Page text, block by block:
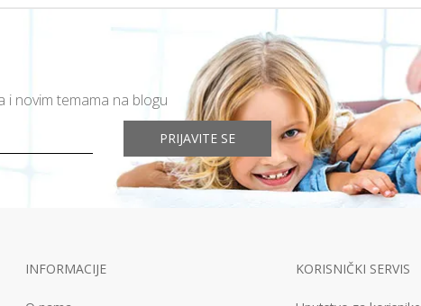
i novim temama na blogu
PRIJAVITE SE
INFORMACIJE KORISNIČKI SERVIS